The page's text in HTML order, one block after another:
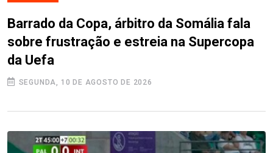
Barrado da Copa, árbitro da Somália fala
sobre frustração e estreia na Supercopa
da Uefa
SEGUNDA, 10 DE AGOSTO DE 2026